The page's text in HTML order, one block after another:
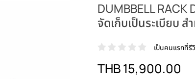
DUMBBELL
จัดเก็บเป็นระเบียบ
เป็นคนแรกที่รี
THB 15,900.00